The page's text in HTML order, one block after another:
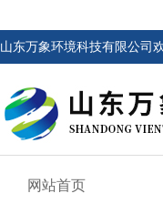
山东万象环境科技有限公司
网站首页